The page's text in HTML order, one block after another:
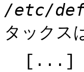
/etc/
タックス
[...]